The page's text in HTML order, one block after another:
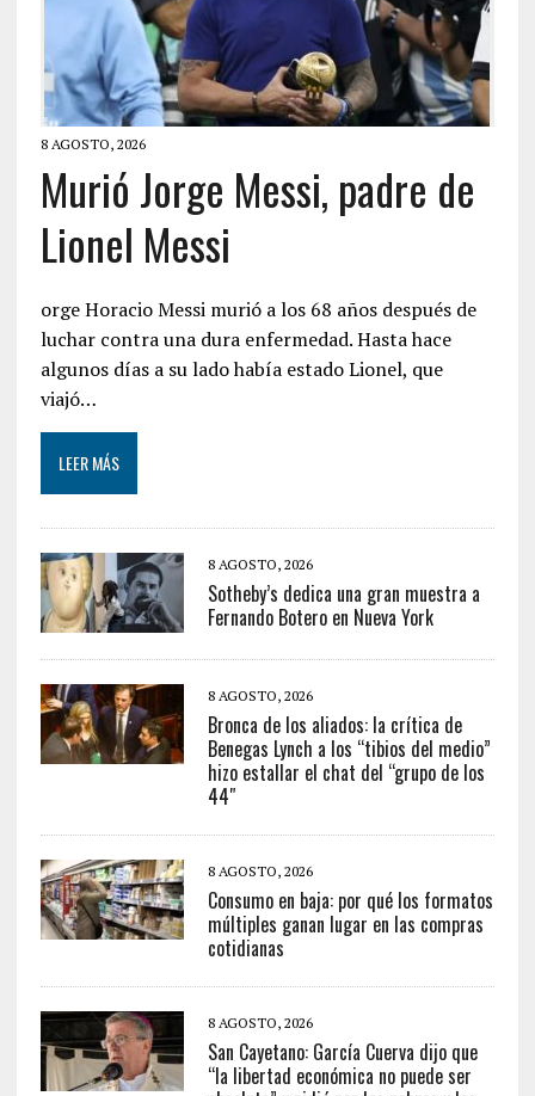
8 AGOSTO, 2026
Murió Jorge Messi, padre de
Lionel Messi
orge Horacio Messi murió a los 68 años después de
luchar contra una dura enfermedad. Hasta hace
algunos días a su lado había estado Lionel, que
viajó…
LEER MÁS
8 AGOSTO, 2026
Sotheby’s dedica una gran muestra a
Fernando Botero en Nueva York
8 AGOSTO, 2026
Bronca de los aliados: la crítica de
Benegas Lynch a los “tibios del medio”
hizo estallar el chat del “grupo de los
44″
8 AGOSTO, 2026
Consumo en baja: por qué los formatos
múltiples ganan lugar en las compras
cotidianas
8 AGOSTO, 2026
San Cayetano: García Cuerva dijo que
“la libertad económica no puede ser